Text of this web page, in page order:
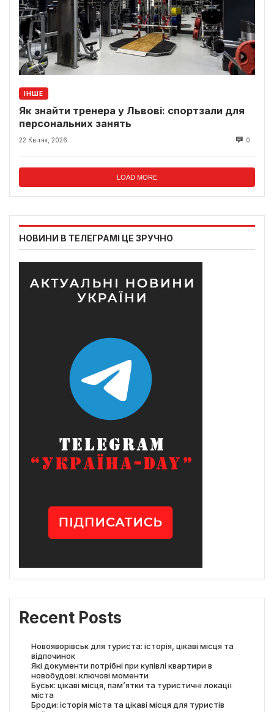
ІНШЕ
Як знайти тренера у Львові: спортзали для
персональних занять
22 Квітня, 2026 0
LOAD MORE
НОВИНИ В ТЕЛЕГРАМІ ЦЕ ЗРУЧНО
Recent Posts
Новояворівськ для туриста: історія, цікаві місця та
відпочинок
Які документи потрібні при купівлі квартири в
новобудові: ключові моменти
Буськ: цікаві місця, пам’ятки та туристичні локації
міста
Броди: історія міста та цікаві місця для туристів